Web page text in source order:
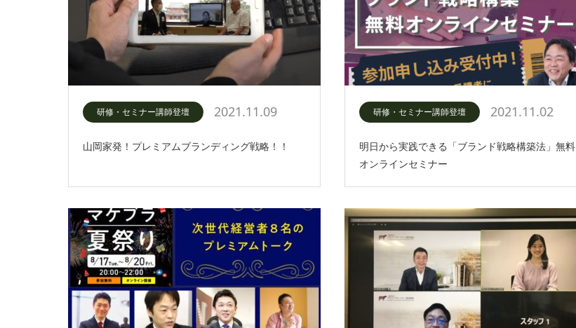
研修・セミナー講師登壇 2021.11.09
山岡家発！プレミアムブランディング戦略！！
研修・セミナー講師登壇 2021.11.02
明日から実践できる「ブランド戦略構築法」無料
オンラインセミナー